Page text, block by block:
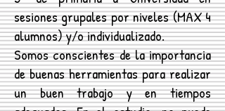
sesiones grupales por niveles (MAX 4
alumnos) y/o individualizado.
Somos conscientes de la importancia
de buenas herramientas para realizar
un buen trabajo y en tiempos